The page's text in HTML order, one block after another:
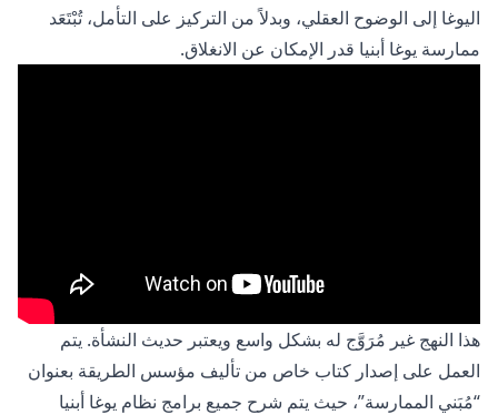
اليوغا إلى الوضوح العقلي، وبدلاً من التركيز على التأمل، تُبْتَعَد
ممارسة يوغا أبنيا قدر الإمكان عن الانغلاق.
هذا النهج غير مُرَوَّج له بشكل واسع ويعتبر حديث النشأة. يتم
العمل على إصدار كتاب خاص من تأليف مؤسس الطريقة بعنوان
“مُبَني الممارسة”، حيث يتم شرح جميع برامج نظام يوغا أبنيا